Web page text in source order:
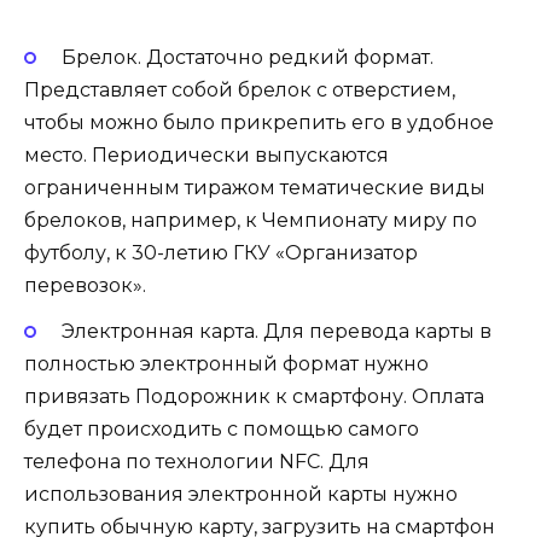
Брелок. Достаточно редкий формат.
Представляет собой брелок с отверстием,
чтобы можно было прикрепить его в удобное
место. Периодически выпускаются
ограниченным тиражом тематические виды
брелоков, например, к Чемпионату миру по
футболу, к 30-летию ГКУ «Организатор
перевозок».
Электронная карта. Для перевода карты в
полностью электронный формат нужно
привязать Подорожник к смартфону. Оплата
будет происходить с помощью самого
телефона по технологии NFC. Для
использования электронной карты нужно
купить обычную карту, загрузить на смартфон